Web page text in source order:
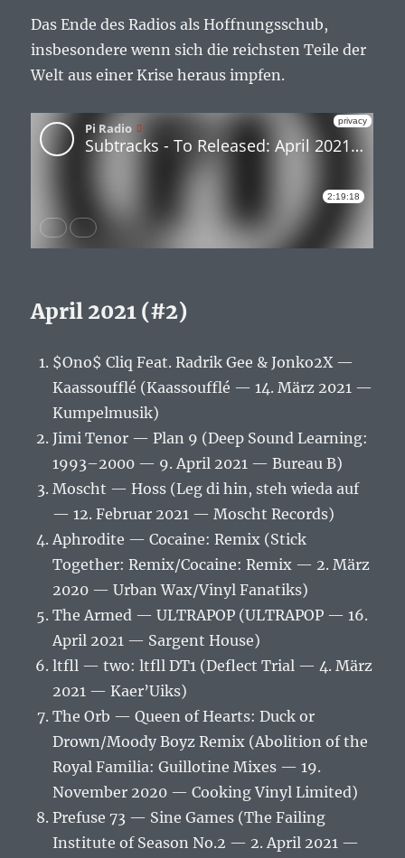
Das Ende des Radios als Hoffnungsschub,
insbesondere wenn sich die reichsten Teile der
Welt aus einer Krise heraus impfen.
April 2021 (#2)
$Ono$ Cliq Feat. Radrik Gee & Jonko2X —
Kaassoufflé (Kaassoufflé — 14. März 2021 —
Kumpelmusik)
Jimi Tenor — Plan 9 (Deep Sound Learning:
1993–2000 — 9. April 2021 — Bureau B)
Moscht — Hoss (Leg di hin, steh wieda auf
— 12. Februar 2021 — Moscht Records)
Aphrodite — Cocaine: Remix (Stick
Together: Remix/Cocaine: Remix — 2. März
2020 — Urban Wax/Vinyl Fanatiks)
The Armed — ULTRAPOP (ULTRAPOP — 16.
April 2021 — Sargent House)
ltfll — two: ltfll DT1 (Deflect Trial — 4. März
2021 — Kaer’Uiks)
The Orb — Queen of Hearts: Duck or
Drown/Moody Boyz Remix (Abolition of the
Royal Familia: Guillotine Mixes — 19.
November 2020 — Cooking Vinyl Limited)
Prefuse 73 — Sine Games (The Failing
Institute of Season No.2 — 2. April 2021 —